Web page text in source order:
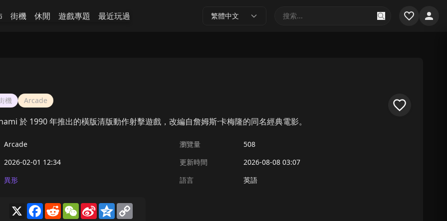
街機 休閒 遊戲專題 最近玩過 繁體中文
機 Arcade
於 1990 年推出的橫版清版動作射擊遊戲，改編自詹姆斯·卡梅隆的同名經典電影。
Arcade 瀏覽量
508
2026-02-01 12:34
更新時間
2026-08-08 03:07
異形
語言 英語
X Facebook
RedditWeChat
Sina
Weibo
Qzone